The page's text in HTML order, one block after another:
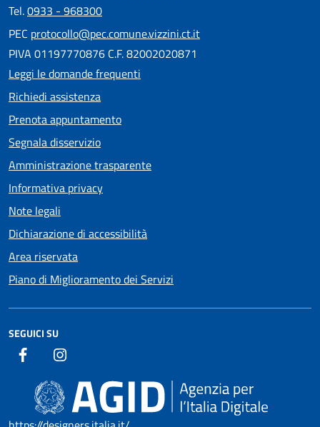
Tel.0933 - 968300
PEC protocollo@pec.comune.vizzini.ct.it
PIVA 01197770876 C.F. 82002020871
Leggi le domande frequenti
Richiedi assistenza
Prenota appuntamento
Segnala disservizio
Amministrazione trasparente
Informativa privacy
Note legali
Dichiarazione di accessibilità
Area riservata
Piano di Miglioramento dei Servizi
SEGUICI SU